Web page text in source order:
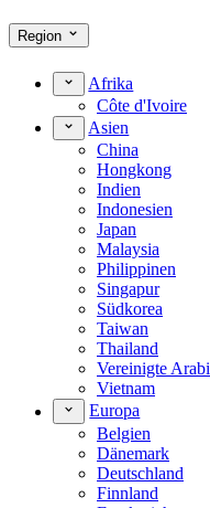
Region
Afrika
Côte d'Ivoire
Asien
China
Hongkong
Indien
Indonesien
Japan
Malaysia
Philippinen
Singapur
Südkorea
Taiwan
Thailand
Vereinigte
Vietnam
Europa
Belgien
Dänemark
Deutschland
Finnland